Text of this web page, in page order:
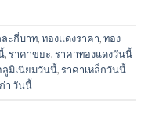
ะกี่บาท,ทองแดงราคา,ทอง
,ราคาขยะ,ราคาทองแดงวันนี้
ลูมิเนียมวันนี้,ราคาเหล็กวันนี้
า วันนี้